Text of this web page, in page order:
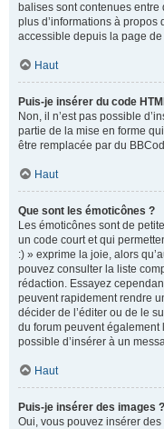
balises sont contenues entre
plus d’informations à
accessible depuis la page
Haut
Puis-je insérer du code
Non, il n’est pas possible
partie de la mise en forme
être remplacée par du
Haut
Que sont les émoticônes ?
Les émoticônes sont de
un code court et qui
:) » exprime la joie, alors
pouvez consulter la liste
rédaction. Essayez
peuvent rapidement rendre
décider de l’éditer ou de le
du forum peuvent également
possible d’insérer à un
Haut
Puis-je insérer des images ?
Oui, vous pouvez insérer